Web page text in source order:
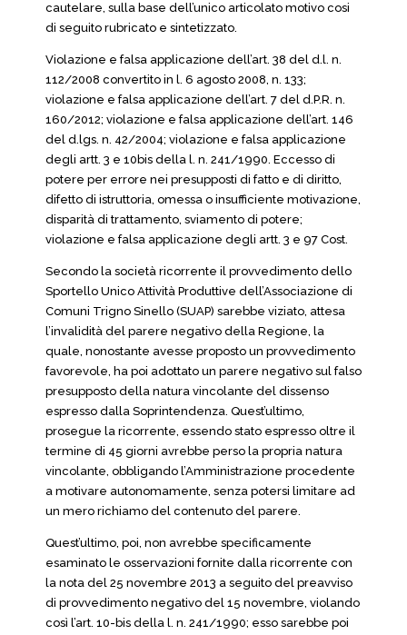
cautelare, sulla base dell’unico articolato motivo cosi
di seguito rubricato e sintetizzato.
Violazione e falsa applicazione dell’art. 38 del d.l. n.
112/2008 convertito in l. 6 agosto 2008, n. 133;
violazione e falsa applicazione dell’art. 7 del d.P.R. n.
160/2012; violazione e falsa applicazione dell’art. 146
del d.lgs. n. 42/2004; violazione e falsa applicazione
degli artt. 3 e 10bis della l. n. 241/1990. Eccesso di
potere per errore nei presupposti di fatto e di diritto,
difetto di istruttoria, omessa o insufficiente motivazione,
disparità di trattamento, sviamento di potere;
violazione e falsa applicazione degli artt. 3 e 97 Cost.
Secondo la società ricorrente il provvedimento dello
Sportello Unico Attività Produttive dell’Associazione di
Comuni Trigno Sinello (SUAP) sarebbe viziato, attesa
l’invalidità del parere negativo della Regione, la
quale, nonostante avesse proposto un provvedimento
favorevole, ha poi adottato un parere negativo sul falso
presupposto della natura vincolante del dissenso
espresso dalla Soprintendenza. Quest’ultimo,
prosegue la ricorrente, essendo stato espresso oltre il
termine di 45 giorni avrebbe perso la propria natura
vincolante, obbligando l’Amministrazione procedente
a motivare autonomamente, senza potersi limitare ad
un mero richiamo del contenuto del parere.
Quest’ultimo, poi, non avrebbe specificamente
esaminato le osservazioni fornite dalla ricorrente con
la nota del 25 novembre 2013 a seguito del preavviso
di provvedimento negativo del 15 novembre, violando
così l’art. 10-bis della l. n. 241/1990; esso sarebbe poi